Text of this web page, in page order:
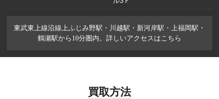
東武東上線沿線上ふじみ野駅・川越駅・新河岸駅・上福岡駅・
鶴瀬駅から10分圏内。詳しいアクセスはこちら
買取方法